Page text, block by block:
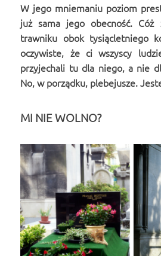
W jego mniemaniu poziom
już sama jego obecność.
trawniku obok tysiącletniego
oczywiste, że ci wszyscy
przyjechali tu dla niego, a nie
No, w porządku, plebejusze.
MI NIE WOLNO?